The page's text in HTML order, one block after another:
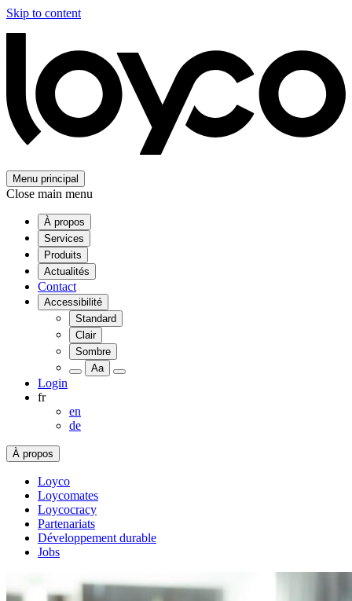
Skip to content
Menu principal
Close main menu
À propos
Services
Produits
Actualités
Contact
Accessibilité
Standard
Clair
Sombre
Aa
Login
fr
en
de
À propos
Loyco
Loycomates
Loycocracy
Partenariats
Développement durable
Jobs